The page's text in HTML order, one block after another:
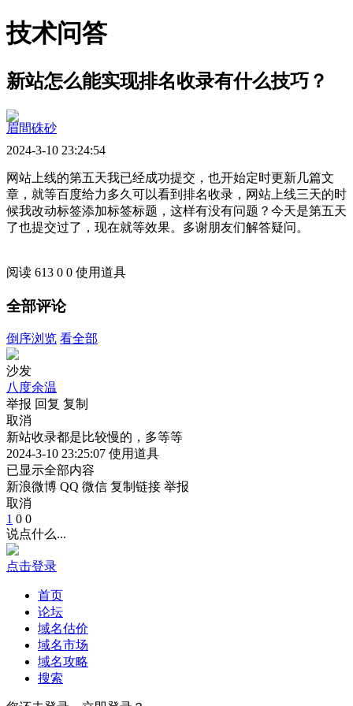
技术问答
新站怎么能实现排名收录有什么技巧？
眉間硃砂
2024-3-10 23:24:54
网站上线的第五天我已经成功提交，也开始定时更新几篇文
章，就等百度给力多久可以看到排名收录，网站上线三天的时
候我改动标签添加标签标题，这样有没有问题？今天是第五天
了也提交过了，现在就等效果。多谢朋友们解答疑问。
阅读 613 0 0 使用道具
全部评论
倒序浏览 看全部
沙发
八度余温
举报 回复 复制
取消
新站收录都是比较慢的，多等等
2024-3-10 23:25:07 使用道具
已显示全部内容
新浪微博 QQ 微信 复制链接 举报
取消
1 0 0
说点什么...
点击登录
首页
论坛
域名估价
域名市场
域名攻略
搜索